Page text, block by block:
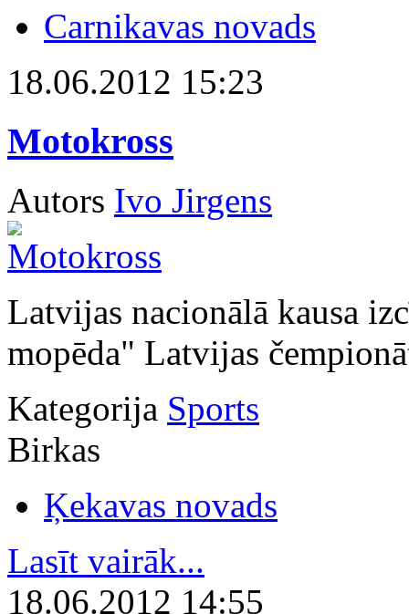
Carnikavas novads
18.06.2012 15:23
Motokross
Autors Ivo Jirgens
Latvijas nacionālā kausa
mopēda" Latvijas
Kategorija Sports
Birkas
Ķekavas novads
Lasīt vairāk...
18.06.2012 14:55